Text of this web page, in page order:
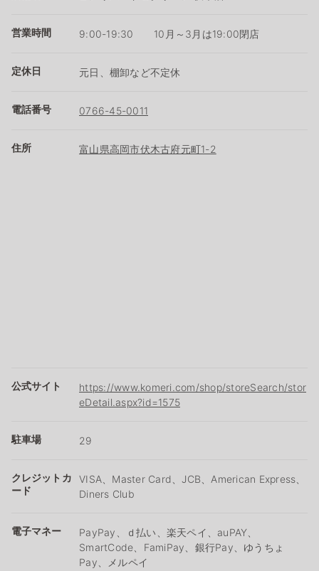
営業時間 9:00-19:30 10月～3月は19:00閉店
定休日 元日、棚卸など不定休
電話番号 0766-45-0011
住所 富山県高岡市伏木古府元町1-2
公式サイト
https://www.komeri.com/shop/storeSearch/stor
eDetail.aspx?id=1575
駐車場 29
クレジットカ
ード
VISA、Master Card、JCB、American Express、
Diners Club
電子マネー
PayPay、ｄ払い、楽天ペイ、auPAY、
SmartCode、FamiPay、銀行Pay、ゆうちょ
Pay、メルペイ